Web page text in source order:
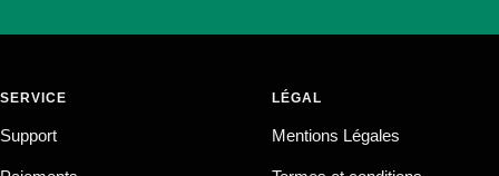
SERVICE
Support
LÉGAL
Mentions Légales